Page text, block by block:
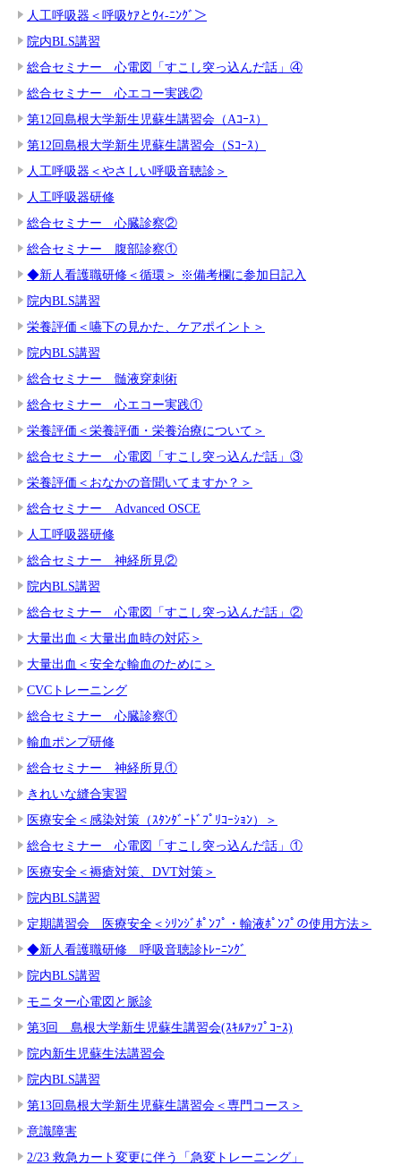
人工呼吸器＜呼吸ｹｱとｳｨ-ﾆﾝｸﾞ＞
院内BLS講習
総合セミナー 心電図「すこし突っ込んだ話」④
総合セミナー 心エコー実践②
第12回島根大学新生児蘇生講習会（Aｺｰｽ）
第12回島根大学新生児蘇生講習会（Sｺｰｽ）
人工呼吸器＜やさしい呼吸音聴診＞
人工呼吸器研修
総合セミナー 心臓診察②
総合セミナー 腹部診察①
◆新人看護職研修＜循環＞ ※備考欄に参加日記入
院内BLS講習
栄養評価＜嚥下の見かた、ケアポイント＞
院内BLS講習
総合セミナー 髄液穿刺術
総合セミナー 心エコー実践①
栄養評価＜栄養評価・栄養治療について＞
総合セミナー 心電図「すこし突っ込んだ話」③
栄養評価＜おなかの音聞いてますか？＞
総合セミナー Advanced OSCE
人工呼吸器研修
総合セミナー 神経所見②
院内BLS講習
総合セミナー 心電図「すこし突っ込んだ話」②
大量出血＜大量出血時の対応＞
大量出血＜安全な輸血のために＞
CVCトレーニング
総合セミナー 心臓診察①
輸血ポンプ研修
総合セミナー 神経所見①
きれいな縫合実習
医療安全＜感染対策（ｽﾀﾝﾀﾞｰﾄﾞﾌﾟﾘｺｰｼｮﾝ）＞
総合セミナー 心電図「すこし突っ込んだ話」①
医療安全＜褥瘡対策、DVT対策＞
院内BLS講習
定期講習会 医療安全＜ｼﾘﾝｼﾞﾎﾟﾝﾌﾟ・輸液ﾎﾟﾝﾌﾟの使用方法＞
◆新人看護職研修 呼吸音聴診ﾄﾚｰﾆﾝｸﾞ
院内BLS講習
モニター心電図と脈診
第3回 島根大学新生児蘇生講習会(ｽｷﾙｱｯﾌﾟｺｰｽ)
院内新生児蘇生法講習会
院内BLS講習
第13回島根大学新生児蘇生講習会＜専門コース＞
意識障害
2/23 救急カート変更に伴う「急変トレーニング」